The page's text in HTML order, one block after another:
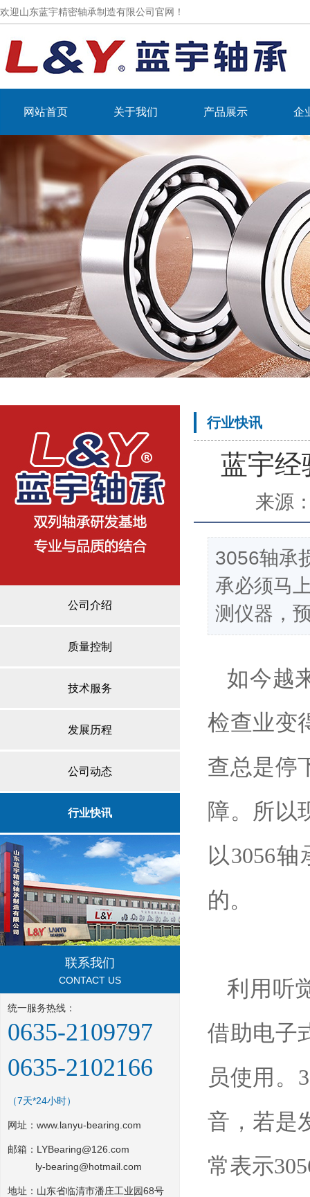
欢迎山东蓝宇精密轴承制造有限公司官网！
网站首页 关于我们 产品展示 企
公司介绍
质量控制
技术服务
发展历程
公司动态
行业快讯
联系我们
CONTACT US
统一服务热线：
0635-2109797
0635-2102166
（7天*24小时）
网址： www.lanyu-bearing.com
邮箱：LYBearing@126.com
ly-bearing@hotmail.com
地址：山东省临清市潘庄工业园68号
行业快讯
蓝宇经
来源
3056轴承
承必须马
测仪器，
如今越
检查业变
查总是停
障。所以
以3056轴
的。
利用听
借助电子
员使用。
音，若是
常表示